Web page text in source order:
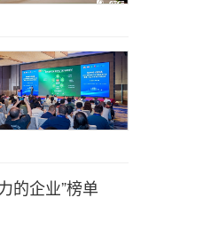
的企业”榜单